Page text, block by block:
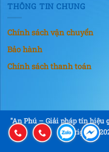
THÔNG TIN CHUNG
Chính sách vận chuyển
Bảo hành
Chính sách thanh toán
"An Phú – Giải pháp tín hiệu
Copyright ©